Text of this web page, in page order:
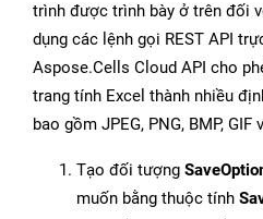
trình được trình bày ở trên đối
dụng các lệnh gọi REST API
Aspose.Cells Cloud API cho
trang tính Excel thành nhiều
bao gồm JPEG, PNG, BMP, GIF
Tạo đối tượng
muốn bằng thuộc tính